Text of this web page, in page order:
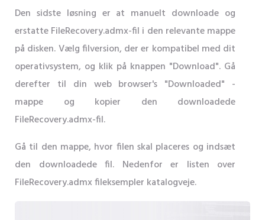
Den sidste løsning er at manuelt downloade og
erstatte FileRecovery.admx-fil i den relevante mappe
på disken. Vælg filversion, der er kompatibel med dit
operativsystem, og klik på knappen "Download". Gå
derefter til din web browser's "Downloaded" -
mappe og kopier den downloadede
FileRecovery.admx-fil.
Gå til den mappe, hvor filen skal placeres og indsæt
den downloadede fil. Nedenfor er listen over
FileRecovery.admx fileksempler katalogveje.